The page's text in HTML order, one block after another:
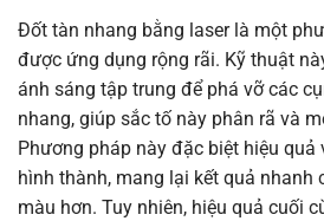
Đốt tàn nhang bằng laser là một
được ứng dụng rộng rãi. Kỹ thuật
ánh sáng tập trung để phá vỡ các
nhang, giúp sắc tố này phân rã và
Phương pháp này đặc biệt hiệu quả
hình thành, mang lại kết quả nhanh
màu hơn. Tuy nhiên, hiệu quả cuối